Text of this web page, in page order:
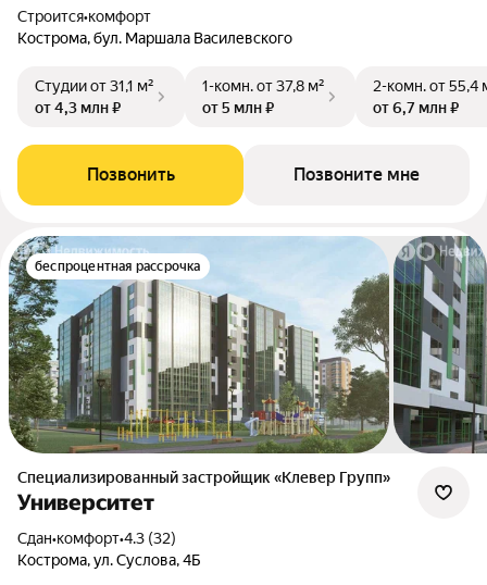
Строится•комфорт
Кострома, бул. Маршала Василевского
Студииот 31,1 м²
от 4,3 млн ₽
1-комн.от 37,8 м²
от 5 млн ₽
2-комн.от 55,4
от 6,7 млн ₽
Позвонить Позвоните мне
беспроцентная рассрочка
Специализированный застройщик «Клевер Групп»
Университет
Сдан•комфорт•4.3 (32)
Кострома, ул. Суслова, 4Б